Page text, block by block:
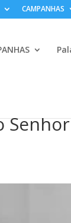
CAMPANHAS